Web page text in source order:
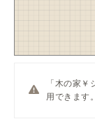
「木の家
用できます。